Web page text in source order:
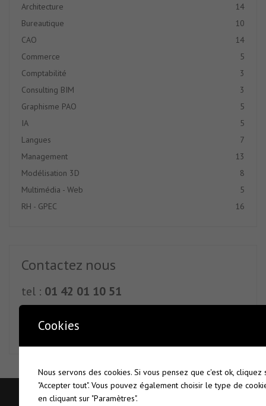
Architecture
14
Bureautique
10
CAO
14
Commerce
5
Comptabilité
3
Consulting BIM
3
Graphisme PAO
5
IA
5
Langues
7
Management
13
Modélisation 3D
8
Multimédia - Web
5
RH - GPEC
16
Contactez nous
tel : 01 42 01 10 51
mail :contact@cegef.com
Demande de renseignements
Cookies
Nous servons des cookies. Si vous pensez que c'est ok, cliquez
"Accepter tout". Vous pouvez également choisir le type de
en cliquant sur "Paramètres".